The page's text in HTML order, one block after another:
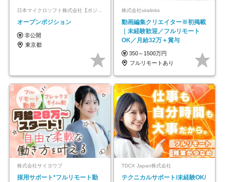
日本マイクロソフト株式会社【ポジションマッチ登録】
オープンポジション
非公開
東京都
株式会社viralinks
動画編集クリエイター※初掲載
｜未経験歓迎／フルリモート
OK／月給32万＋賞与
350～1500万円
フルリモートあり
株式会社サイヨウブ
採用サポート*フルリモート勤
TDCX Japan株式会社
テクニカルサポート/未経験OK/